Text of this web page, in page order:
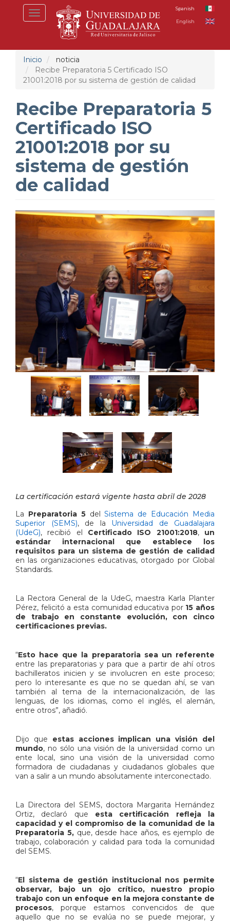
Toggle
navigation
Spanish
English
Inicio
noticia
Recibe Preparatoria 5 Certificado ISO
21001:2018 por su sistema de gestión de calidad
Recibe Preparatoria 5
Certificado ISO
21001:2018 por su
sistema de gestión
de calidad
La certificación estará vigente hasta abril de 2028
La Preparatoria 5delSistema de Educación Media
Superior (SEMS), de la Universidad de Guadalajara
(UdeG), recibió el Certificado ISO 21001:2018, un
estándar internacional que establece los
requisitos para un sistema de gestión de calidad
en las organizaciones educativas, otorgado por Global
Standards.
La Rectora General de la UdeG, maestra Karla Planter
Pérez, felicitó a esta comunidad educativa por 15 años
de trabajo en constante evolución, con cinco
certificaciones previas.
“Esto hace que la preparatoria sea un referente
entre las preparatorias y para que a partir de ahí otros
bachilleratos inicien y se involucren en este proceso;
pero lo interesante es que no se quedan ahí, se van
también al tema de la internacionalización, de las
lenguas, de los idiomas, como el inglés, el alemán,
entre otros”, añadió.
Dijo que estas acciones implican una visión del
mundo, no sólo una visión de la universidad como un
ente local, sino una visión de la universidad como
formadora de ciudadanas y ciudadanos globales que
van a salir a un mundo absolutamente interconectado.
La Directora del SEMS, doctora Margarita Hernández
Ortiz, declaró que esta certificación refleja la
capacidad y el compromiso de la comunidad de la
Preparatoria 5,que, desde hace años, es ejemplo de
trabajo, colaboración y calidad para toda la comunidad
del SEMS.
“El sistema de gestión institucional nos permite
observar, bajo un ojo crítico, nuestro propio
trabajo con un enfoque en la mejora constante de
procesos, porque estamos convencidos de que
aquello que no se evalúa no se puede mejorar, y